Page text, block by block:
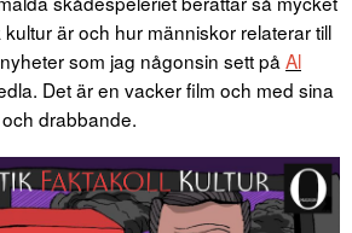
är och hur människor relaterar till
som jag någonsin sett på Al
Det är en vacker film och med sina
drabbande.